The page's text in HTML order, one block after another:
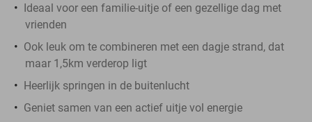
Ideaal voor een familie-uitje of een gezellige dag met
vrienden
Ook leuk om te combineren met een dagje strand, dat
maar 1,5km verderop ligt
Heerlijk springen in de buitenlucht
Geniet samen van een actief uitje vol energie